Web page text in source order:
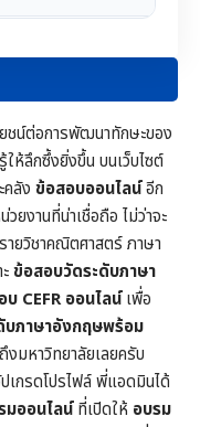
ยชน์ต่อการพัฒนาทักษะของ
ห้ลึกซึ้งยิ่งขึ้น บนเว็บไซต์
ลัง ข้อสอบออนไลน์อีก
วยงานที่น่าเชื่อถือ ไม่ว่าจะ
ายวิชาคณิตศาสตร์ภาษา
ข้อสอบวัดระดับภาษา
CEFR ออนไลน์เพื่อ
บภาษาอังกฤษพร้อม
มหาวิทยาลัยเลยครับ
เกรดโปรไฟล์ พี่แอดมินได้
มออนไลน์ที่เปิดให้ อบรม